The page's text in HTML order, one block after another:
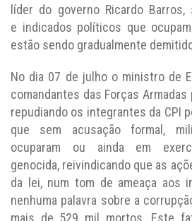
líder do governo Ricardo
e indicados políticos que
estão sendo gradualmente
No dia 07 de julho o ministro de
comandantes das Forças
repudiando os integrantes da CPI
que sem acusação formal,
ocuparam ou ainda em
genocida, reivindicando que as
da lei, num tom de ameaça aos
nenhuma palavra sobre a
mais de 529 mil mortos. Este